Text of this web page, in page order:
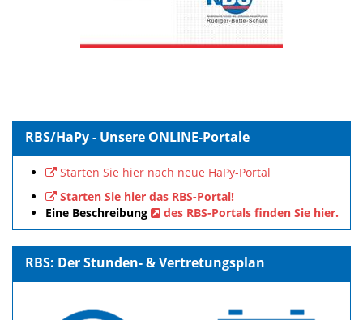
RBS/HaPy - Unsere ONLINE-Portale
Starten Sie hier nach neue HaPy-Portal
Starten Sie hier das RBS-Portal!
Eine Beschreibung
des RBS-Portals finden Sie hier.
RBS: Der Stunden- & Vertretungsplan